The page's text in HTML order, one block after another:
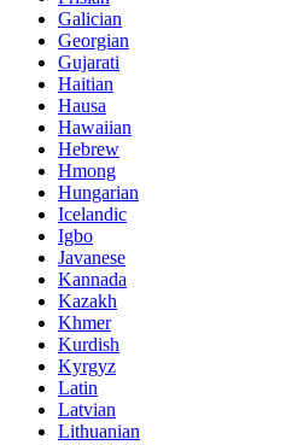
Galician
Georgian
Gujarati
Haitian
Hausa
Hawaiian
Hebrew
Hmong
Hungarian
Icelandic
Igbo
Javanese
Kannada
Kazakh
Khmer
Kurdish
Kyrgyz
Latin
Latvian
Lithuanian